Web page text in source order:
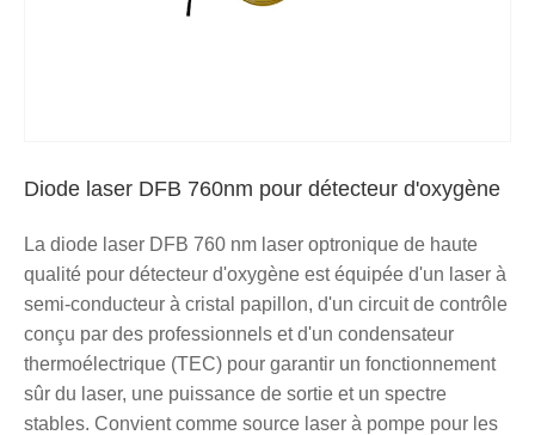
Diode laser DFB 760nm pour détecteur d'oxygène
La diode laser DFB 760 nm laser optronique de haute
qualité pour détecteur d'oxygène est équipée d'un laser à
semi-conducteur à cristal papillon, d'un circuit de contrôle
conçu par des professionnels et d'un condensateur
thermoélectrique (TEC) pour garantir un fonctionnement
sûr du laser, une puissance de sortie et un spectre
stables. Convient comme source laser à pompe pour les